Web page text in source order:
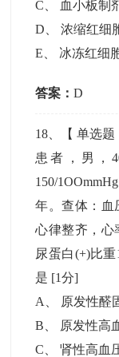
C
血小板制
D 、浓缩红细
E
冰冻红细
答案：D
18 、【单选题
患者，男，
150/
年。查体：血
心律整齐，心
尿蛋白(+)比
是 [1分]
A
原发性醛
B
原发性高
C 、肾性高血